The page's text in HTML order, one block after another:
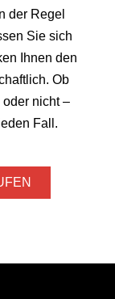
der Regel
Sie sich
Ihnen den
Ob
nicht –
Fall.